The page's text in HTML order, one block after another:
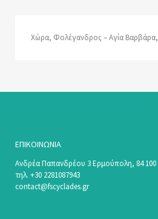
Χώρα, Φολέγανδρος – Αγία Βαρβάρα,
ΕΠΙΚΟΙΝΩΝΊΑ
Ανδρέα Παπανδρέου 3 Ερμούπολη, 84
τηλ. +30 2281087943
contact@fscyclades.gr